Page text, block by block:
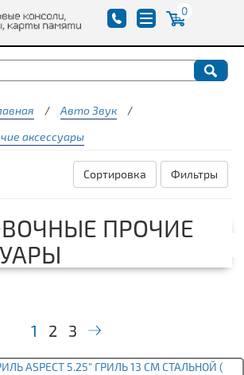
0
/ Авто Звук
/
аксессуары
Фильтры
Сортировка
ПРОЧИЕ
1 2 3
ASPECT 5.25" ГРИЛЬ 13 СМ СТАЛЬНОЙ (